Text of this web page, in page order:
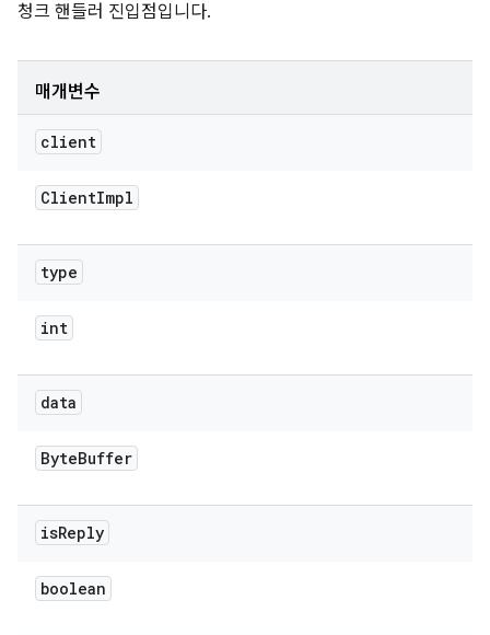
청크 핸들러 진입점입니다.
매개변수
client
ClientImpl
type
int
data
ByteBuffer
isReply
boolean